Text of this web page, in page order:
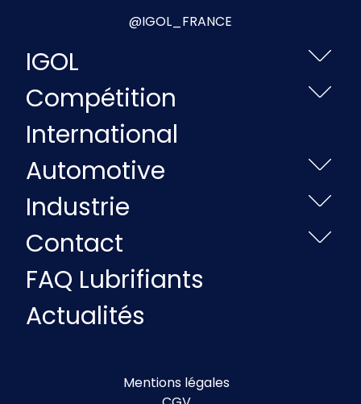
@IGOL_FRANCE
IGOL
Compétition
International
Automotive
Industrie
Contact
FAQ Lubrifiants
Actualités
Mentions légales